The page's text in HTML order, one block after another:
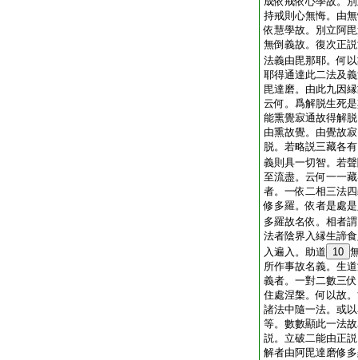
持戒則心無悔。由
依慧學故。別立阿
無倒義故。復次正
法義由毘那耶。何
耶得通達此二法及
毘達磨。由此九因
云何。爲解脱生死
能熏覺寂通故得解
由熏故覺。由覺故
脱。若略説三藏各
義則具一切智。若
至流盡。云何一一
者。一依二相三法
修多羅。依者是處
多羅故名依。相者
法者陰界入縁生諦
入遍入。助道
10
所作事故名義。生
義者。一對二數三
住處涅槃。何以故
諸法中隨一法。或
等。數數顯此一法
説。立破二能由正
解者由阿毘達磨修